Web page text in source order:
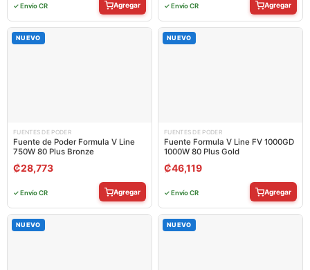
✓ Envío CR Agregar ✓ Envío CR Agregar
NUEVO
FUENTES DE PODER
Fuente de Poder Formula V Line
750W 80 Plus Bronze
₡28,773
✓ Envío CR Agregar
NUEVO
FUENTES DE PODER
Fuente Formula V Line FV 1000GD
1000W 80 Plus Gold
₡46,119
✓ Envío CR Agregar
NUEVO NUEVO